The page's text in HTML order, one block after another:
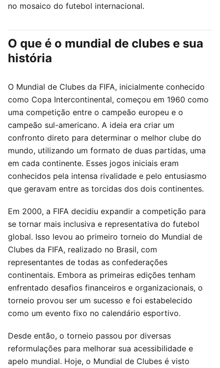
no mosaico do futebol internacional.
O que é o mundial de clubes e sua
história
O Mundial de Clubes da FIFA, inicialmente conhecido
como Copa Intercontinental, começou em 1960 como
uma competição entre o campeão europeu e o
campeão sul-americano. A ideia era criar um
confronto direto para determinar o melhor clube do
mundo, utilizando um formato de duas partidas, uma
em cada continente. Esses jogos iniciais eram
conhecidos pela intensa rivalidade e pelo entusiasmo
que geravam entre as torcidas dos dois continentes.
Em 2000, a FIFA decidiu expandir a competição para
se tornar mais inclusiva e representativa do futebol
global. Isso levou ao primeiro torneio do Mundial de
Clubes da FIFA, realizado no Brasil, com
representantes de todas as confederações
continentais. Embora as primeiras edições tenham
enfrentado desafios financeiros e organizacionais, o
torneio provou ser um sucesso e foi estabelecido
como um evento fixo no calendário esportivo.
Desde então, o torneio passou por diversas
reformulações para melhorar sua acessibilidade e
apelo mundial. Hoje, o Mundial de Clubes é visto